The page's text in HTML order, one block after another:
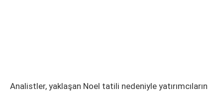
Analistler, yaklaşan Noel tatili nedeniyle yatırımcıların